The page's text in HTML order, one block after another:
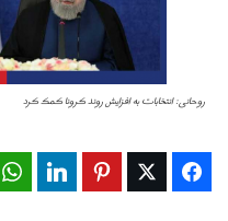
روحانی: انتخابات به افزایش روند کرونا کمک کرد
Facebook
Twitter
Pinterest
LinkedIn